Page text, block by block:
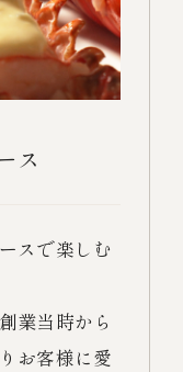
ス
スで楽しむ
業当時から
お客様に愛